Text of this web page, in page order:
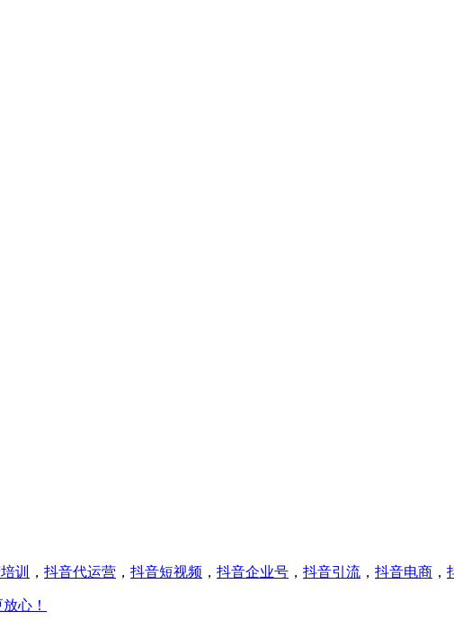
训 ， 抖音代运营 ， 抖音短视频 ， 抖音企业号 ， 抖音引流 ， 抖音电商 ，
心！